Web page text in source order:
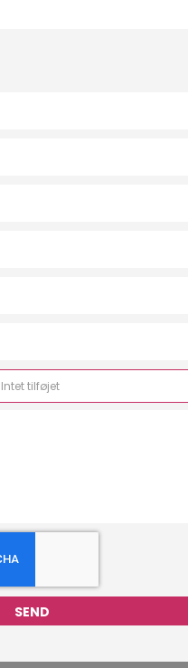
Intet tilføjet